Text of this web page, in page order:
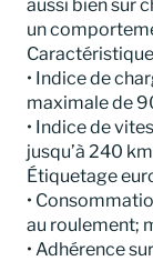
aussi bien sur
un
• Indice de
maximale de
• Indice de
jusqu’à 240
Étiquetage
•
au roulement;
• Adhérence